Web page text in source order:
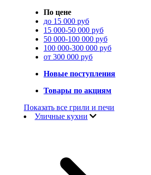
По цене
до 15 000 руб
15 000-50 000 руб
50 000-100 000 руб
100 000-300 000 руб
от 300 000 руб
Новые поступления
Товары по акциям
Показать все грили и печи
Уличные кухни